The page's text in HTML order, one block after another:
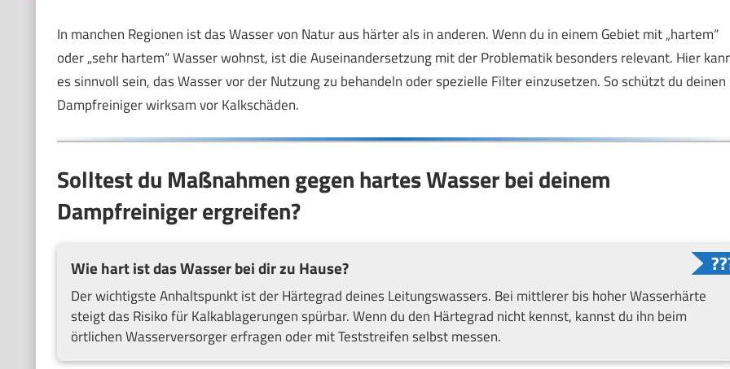
In manchen Regionen ist das Wasser von Natur aus härter als in anderen. Wenn du in einem Gebiet mit „hartem“
oder „sehr hartem“ Wasser wohnst, ist die Auseinandersetzung mit der Problematik besonders relevant. Hier
es sinnvoll sein, das Wasser vor der Nutzung zu behandeln oder spezielle Filter einzusetzen. So schützt du deinen
Dampfreiniger wirksam vor Kalkschäden.
Solltest du Maßnahmen gegen hartes Wasser bei deinem
Dampfreiniger ergreifen?
Wie hart ist das Wasser bei dir zu Hause?
Der wichtigste Anhaltspunkt ist der Härtegrad deines Leitungswassers. Bei mittlerer bis hoher Wasserhärte
steigt das Risiko für Kalkablagerungen spürbar. Wenn du den Härtegrad nicht kennst, kannst du ihn beim
örtlichen Wasserversorger erfragen oder mit Teststreifen selbst messen.